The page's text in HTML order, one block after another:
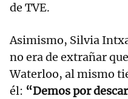
de TVE.
Asimismo, Silvia
no era de extrañar
Waterloo, al mismo
él: “Demos por